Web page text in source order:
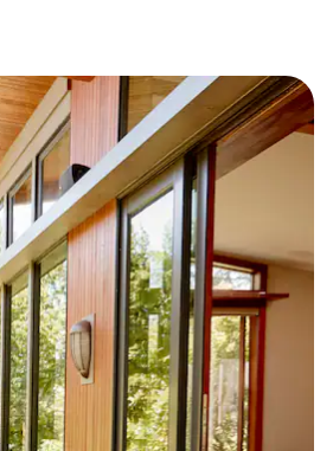
ou en appuyant et en faisant glisser.